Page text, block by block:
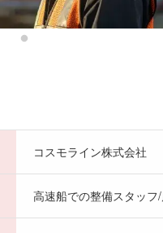
コスモライン株式会社
高速船での整備スタッ